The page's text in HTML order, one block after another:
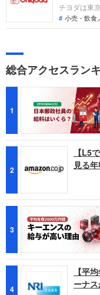
チヨダは東
および卸売
ウスの株式
小売・飲食
総合アクセスラン
1
2
【L5
見る
3
4
【平
ーナ